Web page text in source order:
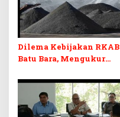
Dilema Kebijakan RKAB
Batu Bara, Mengukur
Penerimaan Negara dan
Kepastian Investasi